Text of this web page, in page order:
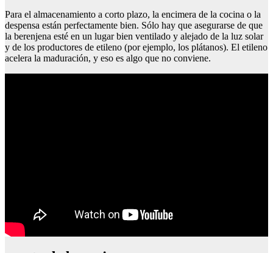
Para el almacenamiento a corto plazo, la encimera de la cocina o la
despensa están perfectamente bien. Sólo hay que asegurarse de que
la berenjena esté en un lugar bien ventilado y alejado de la luz solar
y de los productores de etileno (por ejemplo, los plátanos). El etileno
acelera la maduración, y eso es algo que no conviene.